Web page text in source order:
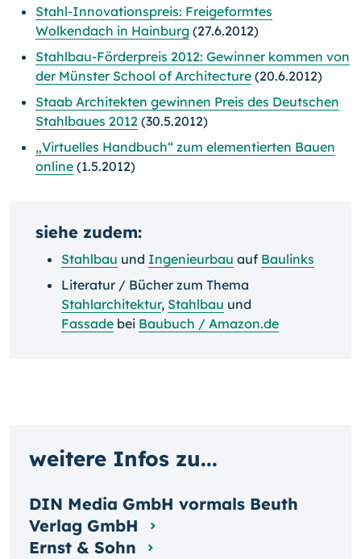
Stahl-Innovationspreis: Freigeformtes
Wolkendach in Hainburg (27.6.2012)
Stahlbau-Förderpreis 2012: Gewinner kommen von
der Münster School of Architecture (20.6.2012)
Staab Architekten gewinnen Preis des Deutschen
Stahlbaues 2012 (30.5.2012)
„Virtuelles Handbuch“ zum elementierten Bauen
online (1.5.2012)
siehe zudem:
Stahlbau und Ingenieurbau auf Baulinks
Literatur / Bücher zum Thema
Stahlarchitektur, Stahlbau und
Fassade bei Baubuch / Amazon.de
weitere Infos zu...
DIN Media GmbH vormals Beuth
Verlag GmbH
Ernst & Sohn